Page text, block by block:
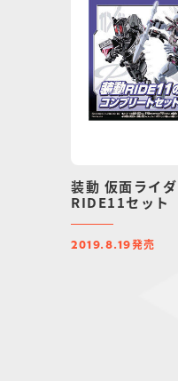
装動 仮面ライ
RIDE11セット
2019.8.19発売